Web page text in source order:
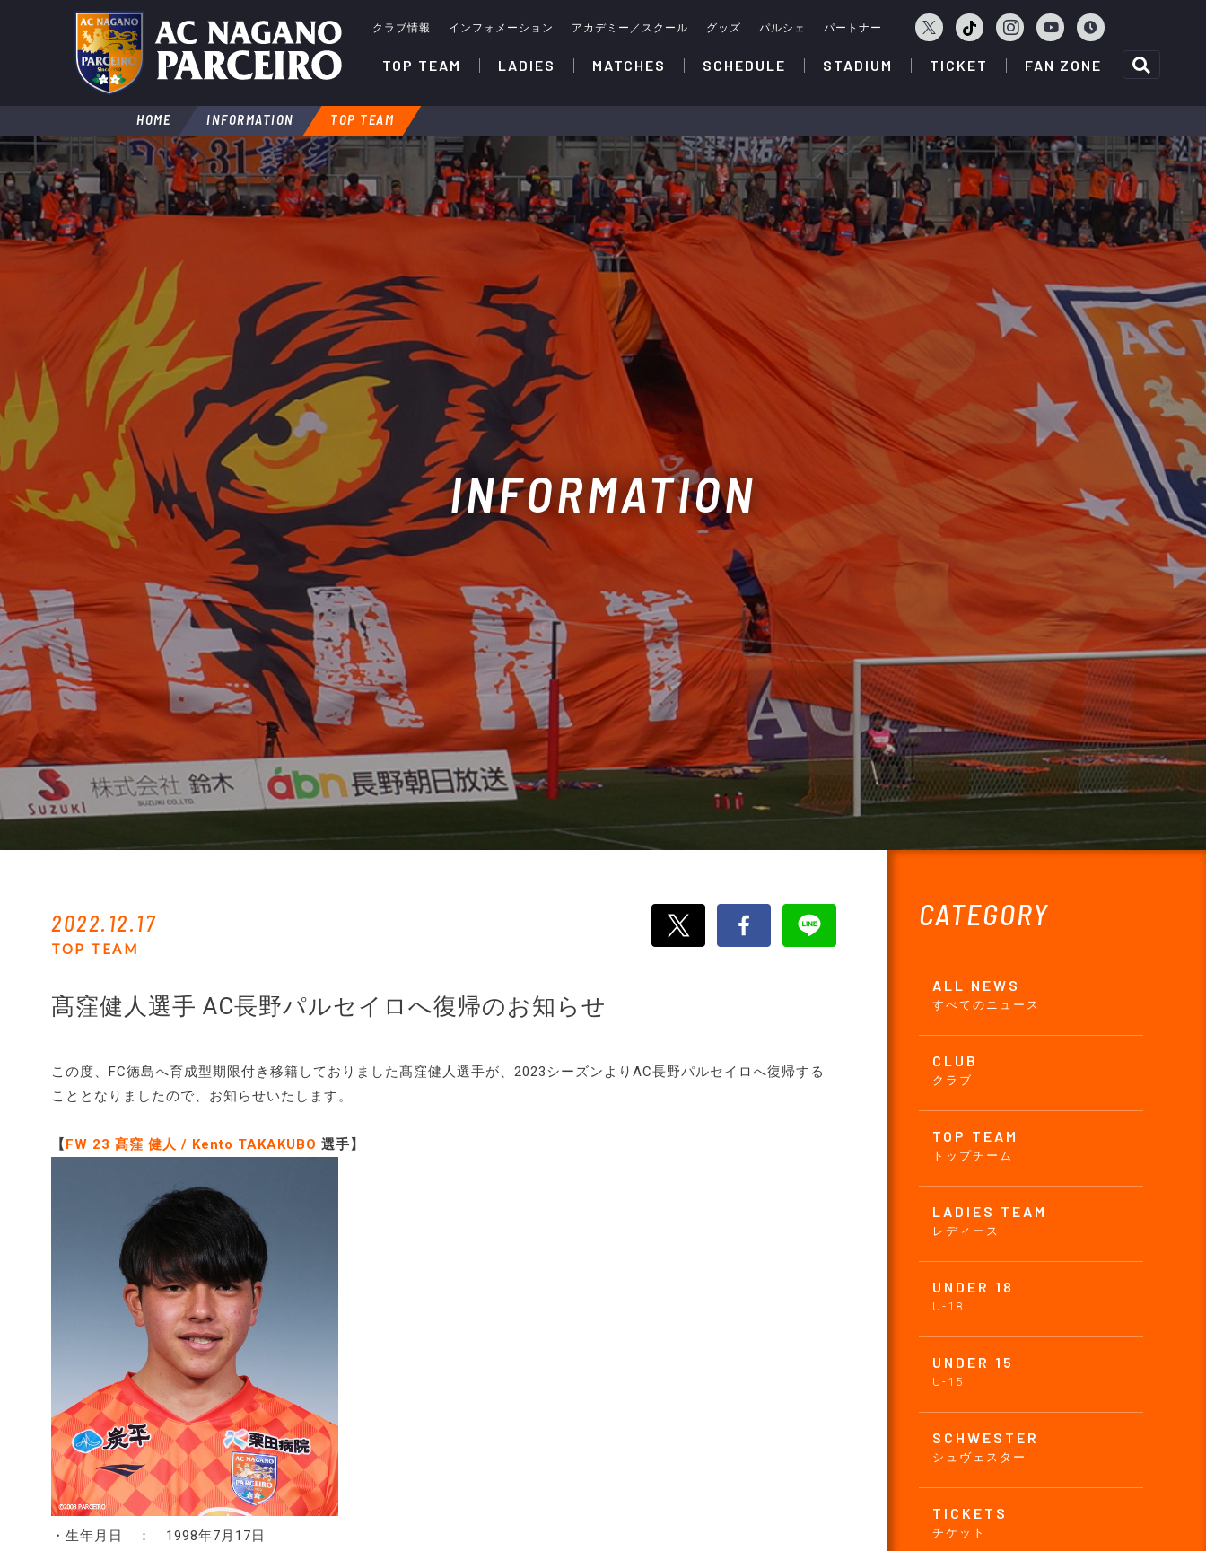
クラブ情報 インフォメーション アカデミー／スクール グッズ パルシェ パートナー
TOP TEAM LADIES MATCHES SCHEDULE STADIUM TICKET FAN ZONE
HOME INFORMATION TOP TEAM
INFORMATION
CATEGORY
ALL NEWS
すべてのニュース
CLUB
クラブ
TOP TEAM
トップチーム
LADIES TEAM
レディース
UNDER 18
U-18
UNDER 15
U-15
SCHWESTER
シュヴェスター
TICKETS
チケット
2022.12.17
TOP TEAM
髙窪健人選手 AC長野パルセイロへ復帰のお知らせ
この度、FC徳島へ育成型期限付き移籍しておりました髙窪健人選手が、2023シーズンよりAC長野パルセイロへ復帰する
こととなりましたので、お知らせいたします。
【FW 23 髙窪 健人 / Kento TAKAKUBO 選手】
・生年月日 ： 1998年7月17日